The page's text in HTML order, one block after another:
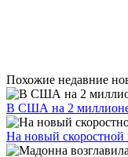
Похожие недавние
В США на 2
На новый скоростной